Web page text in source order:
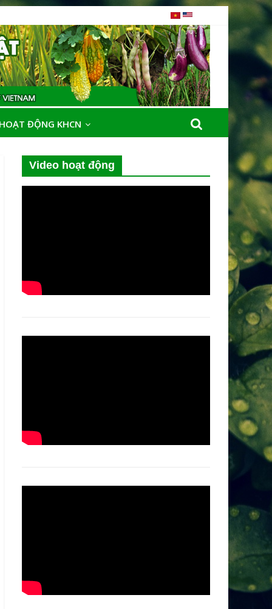
ĐỘNG KHCN
Video hoạt động